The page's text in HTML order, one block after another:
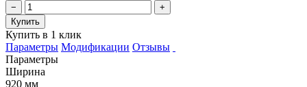
−
+
Купить
Купить в 1 клик
Параметры Модификации Отзывы
Параметры
Ширина
920 мм